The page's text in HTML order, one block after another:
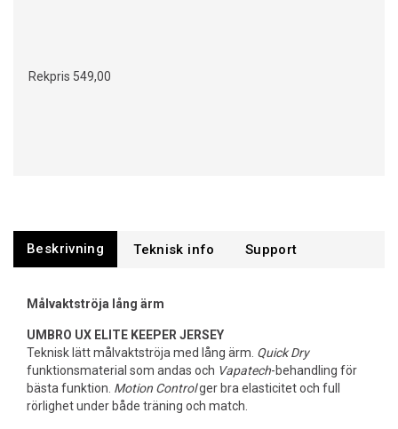
Rekpris 549,00
Beskrivning Support
Målvaktströja lång ärm
UMBRO UX ELITE KEEPER JERSEY
Teknisk lätt målvaktströja med lång ärm. Quick Dry
funktionsmaterial som andas och Vapatech-behandling för
bästa funktion. Motion Controlger bra elasticitet och full
rörlighet under både träning och match.